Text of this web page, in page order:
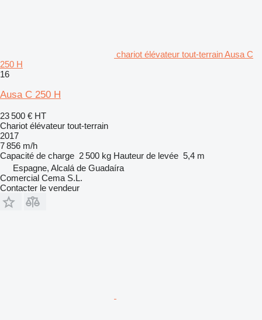
chariot élévateur tout-terrain Ausa C
250 H
16
Ausa C 250 H
23 500 € HT
Chariot élévateur tout-terrain
2017
7 856 m/h
Capacité de charge 2 500 kg Hauteur de levée 5,4 m
Espagne, Alcalá de Guadaíra
Comercial Cema S.L.
Contacter le vendeur